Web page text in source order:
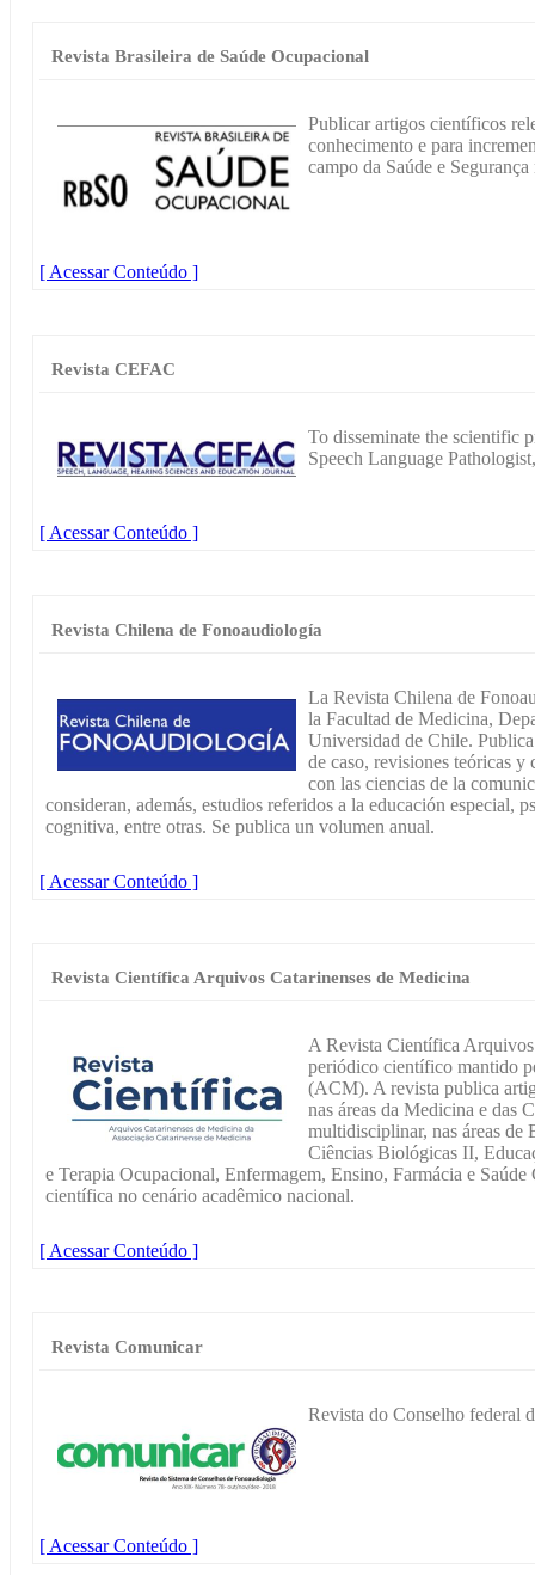
Revista Brasileira de Saúde Ocupacional
Publicar artigos científicos
conhecimento e para
campo da Saúde e
[ Acessar Conteúdo ]
Revista CEFAC
To disseminate the scientific
Speech Language
[ Acessar Conteúdo ]
Revista Chilena de Fonoaudiología
La Revista Chilena de
la Facultad de Medicina,
Universidad de Chile.
de caso, revisiones teóricas y
con las ciencias de la
consideran, además, estudios referidos a la educación especial,
cognitiva, entre otras. Se publica un volumen anual.
[ Acessar Conteúdo ]
Revista Científica Arquivos Catarinenses de Medicina
A Revista Científica
periódico científico mantido
(ACM). A revista publica
nas áreas da Medicina e das
multidisciplinar, nas áreas
Ciências Biológicas II,
e Terapia Ocupacional, Enfermagem, Ensino, Farmácia e
científica no cenário acadêmico nacional.
[ Acessar Conteúdo ]
Revista Comunicar
Revista do Conselho federal
[ Acessar Conteúdo ]